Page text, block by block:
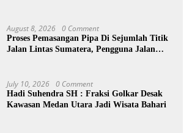
August 8, 2026 0 Comment
Proses Pemasangan Pipa Di Sejumlah Titik
Jalan Lintas Sumatera, Pengguna Jalan
July 10, 2026 0 Comment
Hadi Suhendra SH : Fraksi Golkar Desak
Kawasan Medan Utara Jadi Wisata Bahari